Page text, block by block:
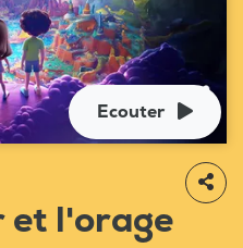
Ecouter
et l'orage